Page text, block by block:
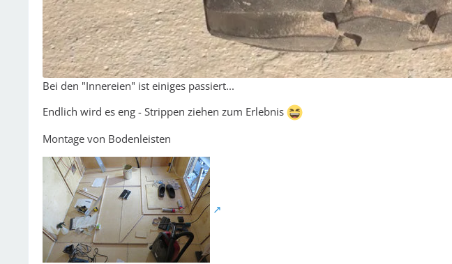
Bei den "Innereien" ist einiges passiert...
Endlich wird es eng - Strippen ziehen zum Erlebnis
Montage von Bodenleisten